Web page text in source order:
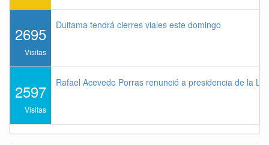
2695
Visitas
Duitama tendrá cierres viales este domingo
2597
Visitas
Rafael Acevedo Porras renunció a presidencia de la